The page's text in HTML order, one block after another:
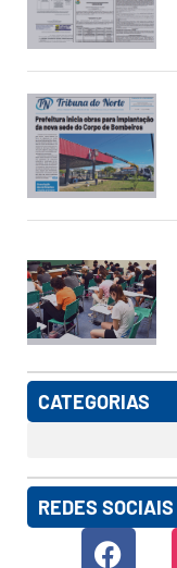
CATEGORIAS
REDES SOCIAIS